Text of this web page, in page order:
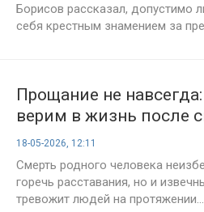
Борисов рассказал, допустимо
себя крестным знамением за
Прощание не
верим в жизнь после
говорит церковь
18-05-2026, 12:11
Смерть родного человека
горечь расставания, но и
тревожит людей на протяжении...